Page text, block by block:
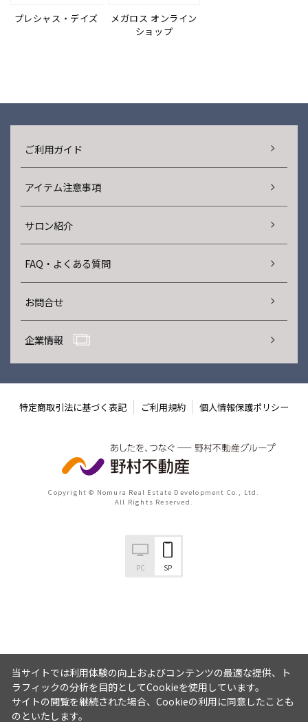
プレシャス・デイズ
メガロス オンライン
ショップ
ご利用ガイド
アイテム注意事項
サロン紹介
FAQ・よくある質問
お問合せ
企業情報
特定商取引法に基づく表記 ご利用規約 個人情報保護ポリシー
Copyright © Nomura Real Estate Development Co., Ltd.
All Rights Reserved.
PC SP
当サイトでは利用体験の向上およびコンテンツの最適な提供、ト
ラフィックの分析を目的としてCookieを使用しています。
サイトの閲覧を継続された場合、Cookieの利用に同意したことも
のといたします。